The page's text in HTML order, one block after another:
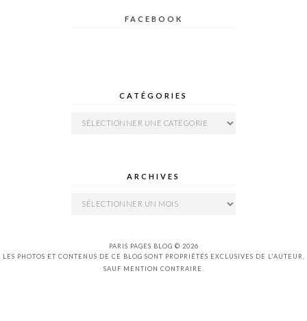
FACEBOOK
CATÉGORIES
Catégories
ARCHIVES
Archives
PARIS PAGES BLOG © 2026
LES PHOTOS ET CONTENUS DE CE BLOG SONT PROPRIÉTÉS EXCLUSIVES DE L'AUTEUR,
SAUF MENTION CONTRAIRE.